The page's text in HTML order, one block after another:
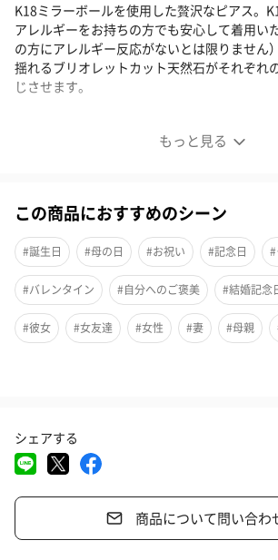
もっと見る
K18ミラーボールを使用した贅沢なピアス。
アレルギーをお持ちの方でも安心して着用い
の方にアレルギー反応がないとは限りません
揺れるブリオレットカット天然石がそれぞれ
じさせます。
上質な天然石とゴールドパーツの組み合
この商品におすすめのシーン
#誕生日 #母の日 #お祝い #記念日
#バレンタイン #自分へのご褒美 #結婚記念
#彼女 #女友達 #女性 #妻 #母親
#30代 #40代
シェアする
商品について問い合わ